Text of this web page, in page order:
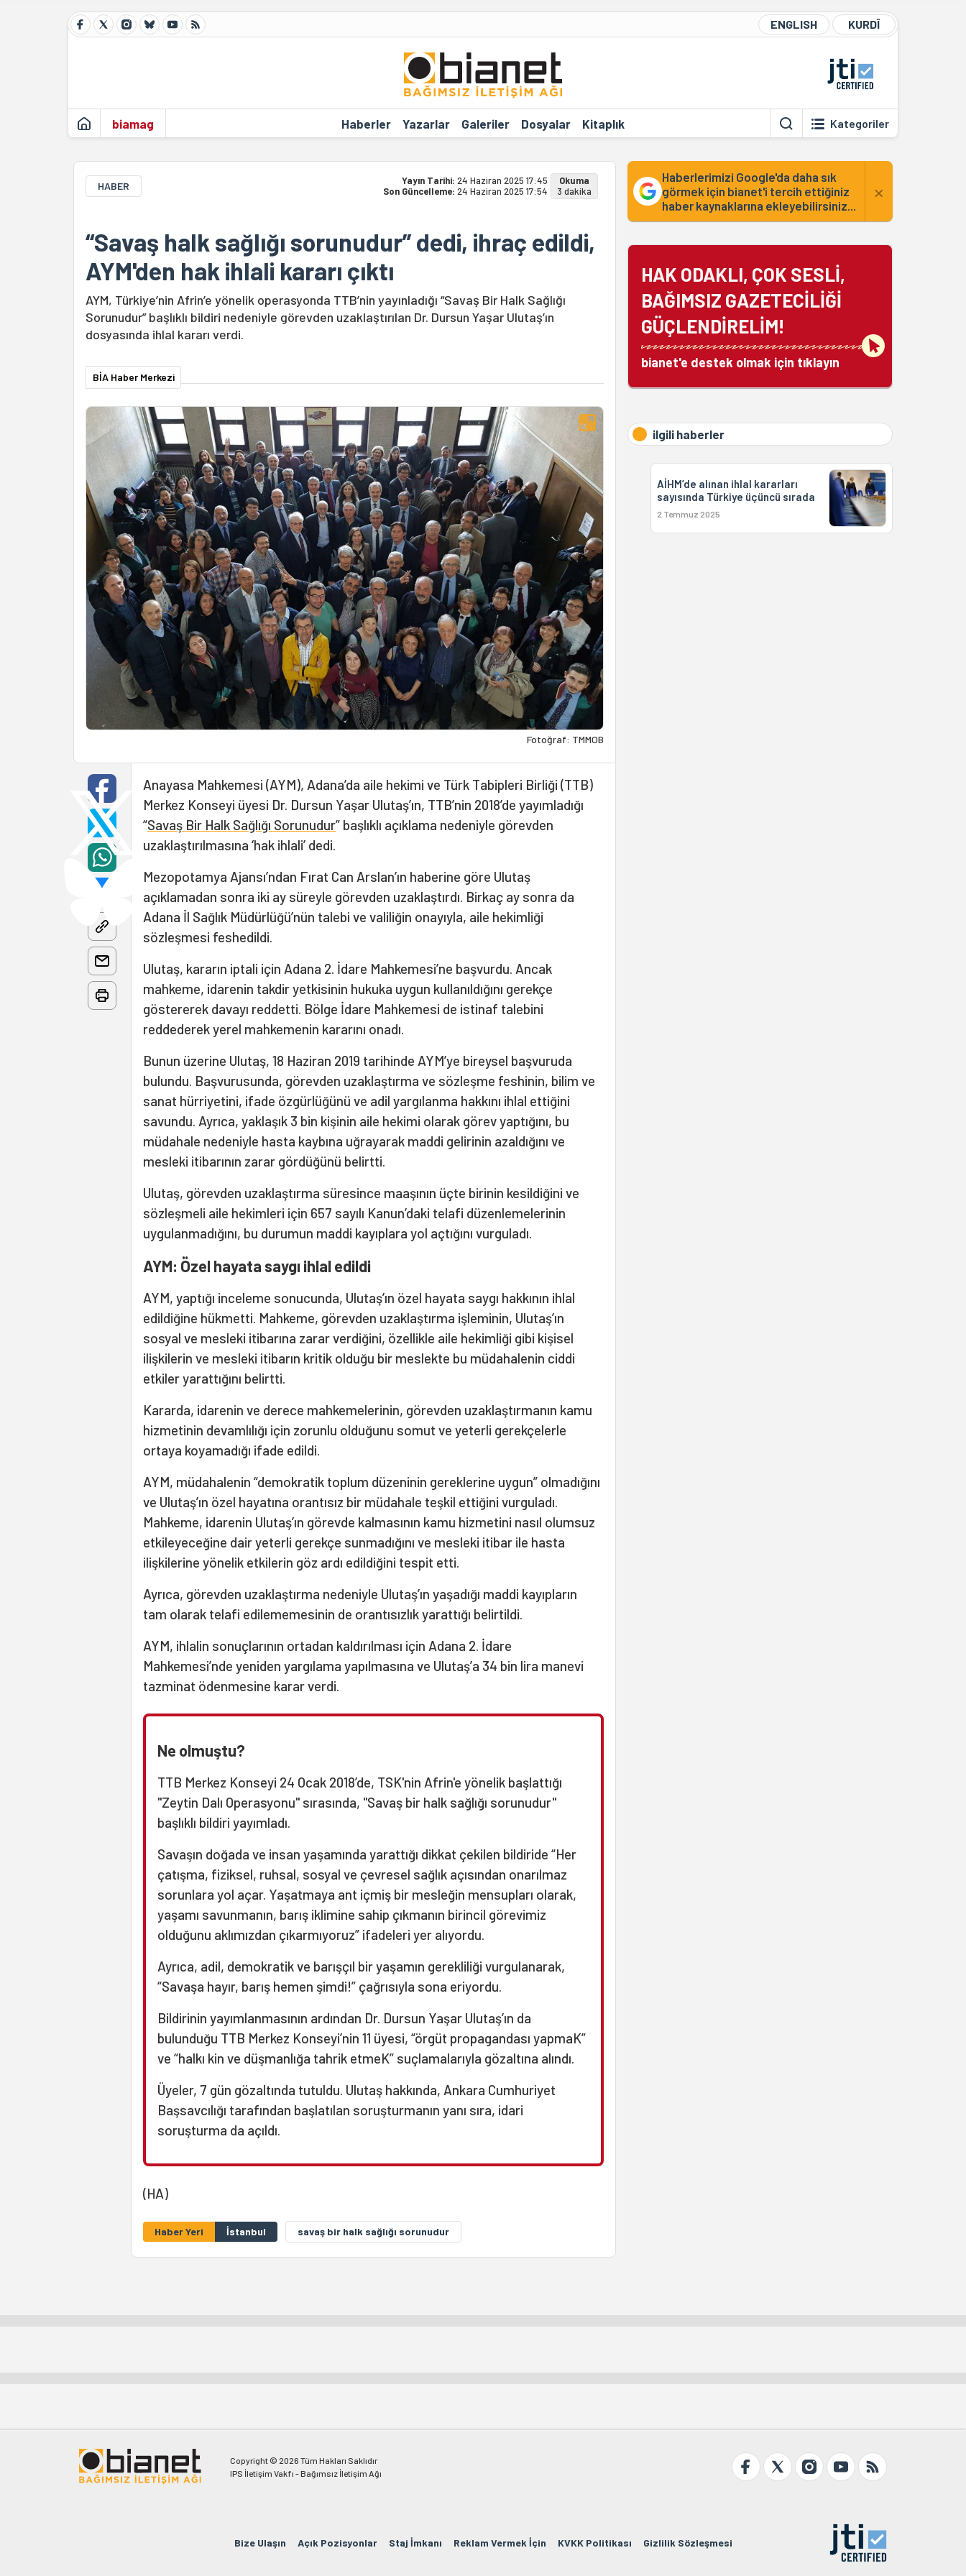
ENGLISH KURDÎ
biamag Haberler Yazarlar Galeriler Dosyalar Kitaplık Kategoriler
HABER Yayın Tarihi: 24 Haziran 2025 17:45
Son Güncelleme: 24 Haziran 2025 17:54
Okuma
3 dakika
“Savaş halk sağlığı sorunudur” dedi, ihraç edildi,
AYM'den hak ihlali kararı çıktı
AYM, Türkiye’nin Afrin’e yönelik operasyonda TTB’nin yayınladığı “Savaş Bir Halk Sağlığı
Sorunudur” başlıklı bildiri nedeniyle görevden uzaklaştırılan Dr. Dursun Yaşar Ulutaş’ın
dosyasında ihlal kararı verdi.
BİA Haber Merkezi
Fotoğraf: TMMOB
Anayasa Mahkemesi (AYM), Adana’da aile hekimi ve Türk Tabipleri Birliği (TTB)
Merkez Konseyi üyesi Dr. Dursun Yaşar Ulutaş’ın, TTB’nin 2018’de yayımladığı
“Savaş Bir Halk Sağlığı Sorunudur” başlıklı açıklama nedeniyle görevden
uzaklaştırılmasına ‘hak ihlali’ dedi.
Mezopotamya Ajansı’ndan Fırat Can Arslan’ın haberine göre Ulutaş
açıklamadan sonra iki ay süreyle görevden uzaklaştırdı. Birkaç ay sonra da
Adana İl Sağlık Müdürlüğü’nün talebi ve valiliğin onayıyla, aile hekimliği
sözleşmesi feshedildi.
Ulutaş, kararın iptali için Adana 2. İdare Mahkemesi’ne başvurdu. Ancak
mahkeme, idarenin takdir yetkisinin hukuka uygun kullanıldığını gerekçe
göstererek davayı reddetti. Bölge İdare Mahkemesi de istinaf talebini
reddederek yerel mahkemenin kararını onadı.
Bunun üzerine Ulutaş, 18 Haziran 2019 tarihinde AYM’ye bireysel başvuruda
bulundu. Başvurusunda, görevden uzaklaştırma ve sözleşme feshinin, bilim ve
sanat hürriyetini, ifade özgürlüğünü ve adil yargılanma hakkını ihlal ettiğini
savundu. Ayrıca, yaklaşık 3 bin kişinin aile hekimi olarak görev yaptığını, bu
müdahale nedeniyle hasta kaybına uğrayarak maddi gelirinin azaldığını ve
mesleki itibarının zarar gördüğünü belirtti.
Ulutaş, görevden uzaklaştırma süresince maaşının üçte birinin kesildiğini ve
sözleşmeli aile hekimleri için 657 sayılı Kanun’daki telafi düzenlemelerinin
uygulanmadığını, bu durumun maddi kayıplara yol açtığını vurguladı.
AYM: Özel hayata saygı ihlal edildi
AYM, yaptığı inceleme sonucunda, Ulutaş’ın özel hayata saygı hakkının ihlal
edildiğine hükmetti. Mahkeme, görevden uzaklaştırma işleminin, Ulutaş’ın
sosyal ve mesleki itibarına zarar verdiğini, özellikle aile hekimliği gibi kişisel
ilişkilerin ve mesleki itibarın kritik olduğu bir meslekte bu müdahalenin ciddi
etkiler yarattığını belirtti.
Kararda, idarenin ve derece mahkemelerinin, görevden uzaklaştırmanın kamu
hizmetinin devamlılığı için zorunlu olduğunu somut ve yeterli gerekçelerle
ortaya koyamadığı ifade edildi.
AYM, müdahalenin “demokratik toplum düzeninin gereklerine uygun” olmadığını
ve Ulutaş’ın özel hayatına orantısız bir müdahale teşkil ettiğini vurguladı.
Mahkeme, idarenin Ulutaş’ın görevde kalmasının kamu hizmetini nasıl olumsuz
etkileyeceğine dair yeterli gerekçe sunmadığını ve mesleki itibar ile hasta
ilişkilerine yönelik etkilerin göz ardı edildiğini tespit etti.
Ayrıca, görevden uzaklaştırma nedeniyle Ulutaş’ın yaşadığı maddi kayıpların
tam olarak telafi edilememesinin de orantısızlık yarattığı belirtildi.
AYM, ihlalin sonuçlarının ortadan kaldırılması için Adana 2. İdare
Mahkemesi’nde yeniden yargılama yapılmasına ve Ulutaş’a 34 bin lira manevi
tazminat ödenmesine karar verdi.
Ne olmuştu?
TTB Merkez Konseyi 24 Ocak 2018’de, TSK'nin Afrin'e yönelik başlattığı
"Zeytin Dalı Operasyonu" sırasında, "Savaş bir halk sağlığı sorunudur"
başlıklı bildiri yayımladı.
Savaşın doğada ve insan yaşamında yarattığı dikkat çekilen bildiride “Her
çatışma, fiziksel, ruhsal, sosyal ve çevresel sağlık açısından onarılmaz
sorunlara yol açar. Yaşatmaya ant içmiş bir mesleğin mensupları olarak,
yaşamı savunmanın, barış iklimine sahip çıkmanın birincil görevimiz
olduğunu aklımızdan çıkarmıyoruz” ifadeleri yer alıyordu.
Ayrıca, adil, demokratik ve barışçıl bir yaşamın gerekliliği vurgulanarak,
“Savaşa hayır, barış hemen şimdi!” çağrısıyla sona eriyordu.
Bildirinin yayımlanmasının ardından Dr. Dursun Yaşar Ulutaş’ın da
bulunduğu TTB Merkez Konseyi’nin 11 üyesi, “örgüt propagandası yapmaK”
ve “halkı kin ve düşmanlığa tahrik etmeK” suçlamalarıyla gözaltına alındı.
Üyeler, 7 gün gözaltında tutuldu. Ulutaş hakkında, Ankara Cumhuriyet
Başsavcılığı tarafından başlatılan soruşturmanın yanı sıra, idari
soruşturma da açıldı.
(HA)
Haber Yeri İstanbul savaş bir halk sağlığı sorunudur
Haberlerimizi Google'da daha sık
görmek için bianet'i tercih ettiğiniz
haber kaynaklarına ekleyebilirsiniz...
×
HAK ODAKLI, ÇOK SESLİ,
BAĞIMSIZ GAZETECİLİĞİ
GÜÇLENDİRELİM!
bianet'e destek olmak için tıklayın
ilgili haberler
AİHM’de alınan ihlal kararları
sayısında Türkiye üçüncü sırada
2 Temmuz 2025
Copyright © 2026 Tüm Hakları Saklıdır
IPS İletişim Vakfı - Bağımsız İletişim Ağı
Bize Ulaşın Açık Pozisyonlar Staj İmkanı Reklam Vermek İçin KVKK Politikası Gizlilik Sözleşmesi